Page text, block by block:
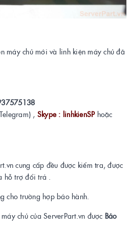
máy chủ mới và linh kiện máy chủ đã
, Skype : linhkienSPhoặc
cung cấp đều được kiểm tra, được
hỗ trợ đổi trả .
cho trường hợp bảo hành.
chủ của ServerPart.vn được Bảo